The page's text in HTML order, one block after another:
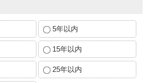
5年以内
15年以内
25年以内